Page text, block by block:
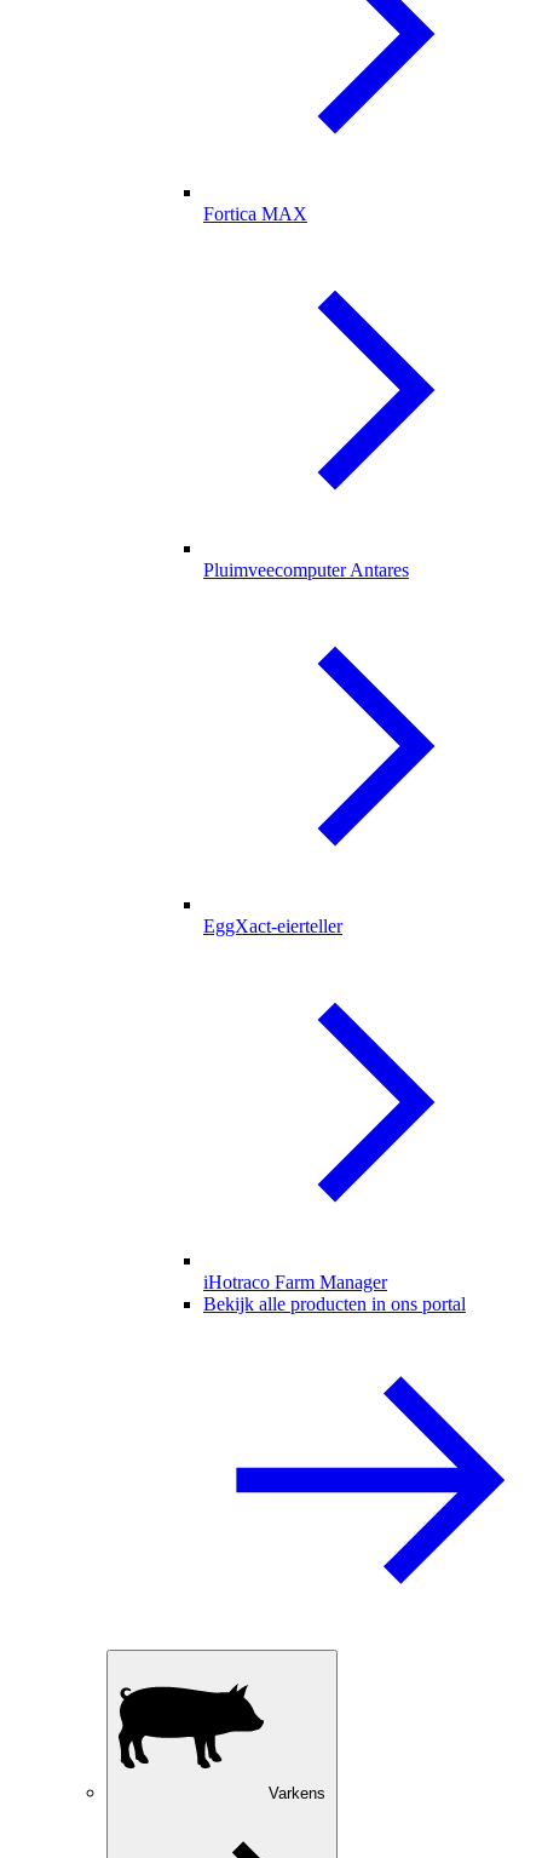
Fortica MAX
Pluimveecomputer Antares
EggXact-eierteller
iHotraco Farm Manager
Bekijk alle producten in ons portal
Varkens